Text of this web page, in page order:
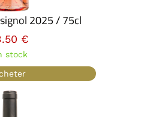
2025 / 75cl
€
stock